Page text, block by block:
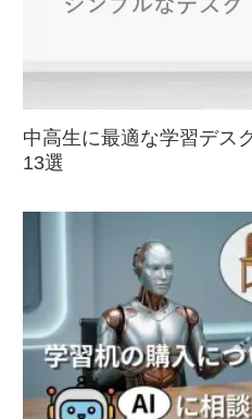
中高生に最適な学習デス
13選